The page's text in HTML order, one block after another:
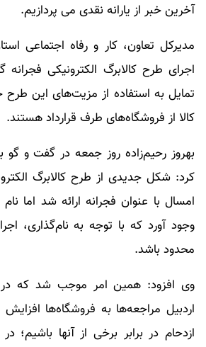
آخرین خبر از یارانه نقدی می پردازیم.
مدیرکل تعاون، کار و رفاه اجتماعی
اجرای طرح کالابرگ الکترونیکی
تمایل به استفاده از مزیت‌های این طرح
کالا از فروشگاه‌های طرف قرارداد هستند.
بهروز رحیم‌زاده روز جمعه در گفت و گو
کرد: شکل جدیدی از طرح کالابرگ
امسال با عنوان فجرانه ارائه شد اما
وجود آورد که با توجه به نام‌گذاری،
محدود باشد.
وی افزود: همین امر موجب شد که
اردبیل مراجعه‌ها به فروشگاه‌ها
ازدحام در برابر برخی از آنها باشیم؛